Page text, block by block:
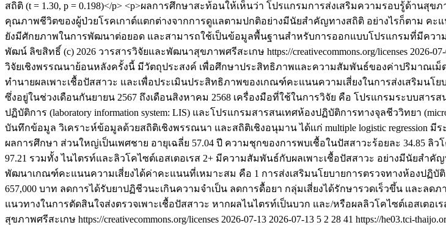
สถิติ (t = 1.30, p = 0.198)</p> <p>ผลการศึกษาสะท้อนให้เห็นว่า โปรแกรมการส่งเสริมความรอบรู้ด้า
คุณภาพชีวิตของผู้ป่วยโรคเกาต์แตกต่างจากการดูแลตามปกติอย่างมีนัยสำคัญทางสถิติ อย่างไรก็ตาม
ยังมีศักยภาพในการพัฒนาต่อยอด และสามารถใช้เป็นข้อมูลพื้นฐานสำหรับการออกแบบโปรแกรมที่มีควา
พัฒน์ ลิขสิทธิ์ (c) 2026 วารสารวิจัยและพัฒนาสุขภาพศรีสะเกษ https://creativecommons.org/licenses 2026-
วิจัยเชิงพรรณนาย้อนหลังครั้งนี้ มีวัตถุประสงค์ เพื่อศึกษาประสิทธิภาพและความสัมพันธ์ของค่าปริมาณเม็
ทำนายผลเพาะเชื้อปัสสาวะ และเพื่อประเมินประสิทธิภาพของเกณฑ์คะแนนความเสี่ยงในการส่งเสริมนโ
ซึ่งอยู่ในช่วงเดือนกันยายน 2567 ถึงเดือนสิงหาคม 2568 เครื่องมือที่ใช้ในการวิจัย คือ โปรแกรมระบบสารส
ปฏิบัติการ (laboratory information system: LIS) และโปรแกรมสารสนเทศห้องปฏิบัติการทางจุลชีววิทยา
บันทึกข้อมูล วิเคราะห์ข้อมูลด้วยสถิติเชิงพรรณนา และสถิติเชิงอนุมาน ได้แก่ multiple logistic regression มี
ผลการศึกษา ส่วนใหญ่เป็นเพศชาย อายุเฉลี่ย 57.04 ปี ความชุกของการพบเชื้อในปัสสาวะร้อยละ 34.85 ลิ
97.21 รวมทั้ง ไนไตรท์และลิวโคไซต์เอสเตอเรส 2+ มีความสัมพันธ์กับผลเพาะเชื้อปัสสาวะ อย่างมีนัยสำ
พัฒนาเกณฑ์คะแนนความเสี่ยงได้ค่าคะแนนที่เหมาะสม คือ 1 การส่งเสริมนโยบายการตรวจทางห้องปฏิบั
657,000 บาท ลดการได้รับยาปฏิชีวนะเกินความจำเป็น ลดการดื้อยา กลุ่มเสี่ยงได้รักษารวดเร็วขึ้น และล
แนวทางในการตัดสินใจส่งตรวจเพาะเชื้อปัสสาวะ หากผลไนไตรท์เป็นบวก และ/หรือผลลิวโคไซต์เอสเตอเ
สุขภาพศรีสะเกษ https://creativecommons.org/licenses 2026-07-13 2026-07-13 5 2 28 41 https://he03.tci-